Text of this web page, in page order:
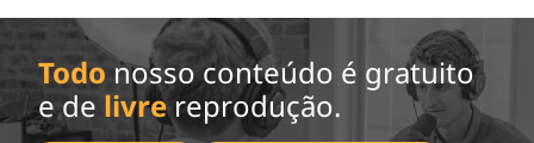
Todo nosso conteúdo é gratuito
e de livrereprodução.